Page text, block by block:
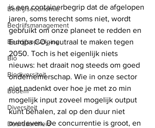
Bedrijfseconomie
Bedrijfsmanagement
Bedrijfsopvolging
Bio
Biodiversiteit
Bodem
Diversiteit
Duurzaamheid
is een containerbegrip dat de afgelopen
jaren, soms terecht soms niet, wordt
gebruikt om onze planeet te redden en
Europa CO₂-neutraal te maken tegen
2050. Toch is het eigenlijk niets
nieuws: het draait nog steeds om goed
ondernemerschap. Wie in onze sector
niet nadenkt over hoe je met zo min
mogelijk input zoveel mogelijk output
kunt behalen, zal op den duur niet
overleven. De concurrentie is groot, en